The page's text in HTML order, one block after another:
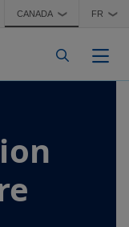
CANADA ❯ FR ❯